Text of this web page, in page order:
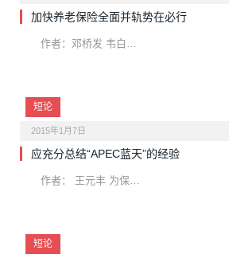
加快养老保险全面并轨势在必行
作者：邓桥发 韦白…
短论
2015年1月7日
应充分总结“APEC蓝天”的经验
作者： 王元丰 为保…
短论